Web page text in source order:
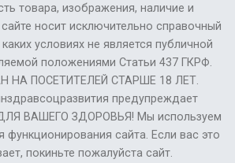
товара, изображения, наличие и
сайте носит исключительно справочный
условиях не является публичной
положениями Статьи 437 ГКРФ.
НА ПОСЕТИТЕЛЕЙ СТАРШЕ 18 ЛЕТ.
предупреждает
ВАШЕГО ЗДОРОВЬЯ! Мы используем
сайта. Если вас это
покиньте пожалуйста сайт.